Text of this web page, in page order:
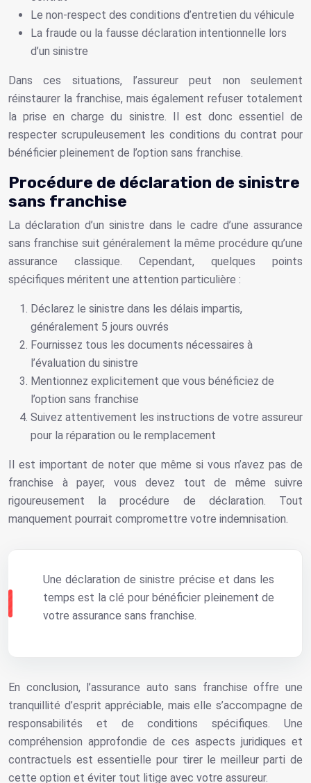
Le non-respect des conditions d’entretien du véhicule
La fraude ou la fausse déclaration intentionnelle lors
d’un sinistre
Dans ces situations, l’assureur peut non seulement
réinstaurer la franchise, mais également refuser totalement
la prise en charge du sinistre. Il est donc essentiel de
respecter scrupuleusement les conditions du contrat pour
bénéficier pleinement de l’option sans franchise.
Procédure de déclaration de sinistre
sans franchise
La déclaration d’un sinistre dans le cadre d’une assurance
sans franchise suit généralement la même procédure qu’une
assurance classique. Cependant, quelques points
spécifiques méritent une attention particulière :
Déclarez le sinistre dans les délais impartis,
généralement 5 jours ouvrés
Fournissez tous les documents nécessaires à
l’évaluation du sinistre
Mentionnez explicitement que vous bénéficiez de
l’option sans franchise
Suivez attentivement les instructions de votre assureur
pour la réparation ou le remplacement
Il est important de noter que même si vous n’avez pas de
franchise à payer, vous devez tout de même suivre
rigoureusement la procédure de déclaration. Tout
manquement pourrait compromettre votre indemnisation.
Une déclaration de sinistre précise et dans les
temps est la clé pour bénéficier pleinement de
votre assurance sans franchise.
En conclusion, l’assurance auto sans franchise offre une
tranquillité d’esprit appréciable, mais elle s’accompagne de
responsabilités et de conditions spécifiques. Une
compréhension approfondie de ces aspects juridiques et
contractuels est essentielle pour tirer le meilleur parti de
cette option et éviter tout litige avec votre assureur.